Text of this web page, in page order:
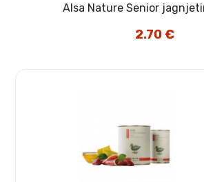
Alsa Nature Senior
2.70€